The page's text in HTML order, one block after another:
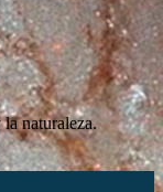
naturaleza.